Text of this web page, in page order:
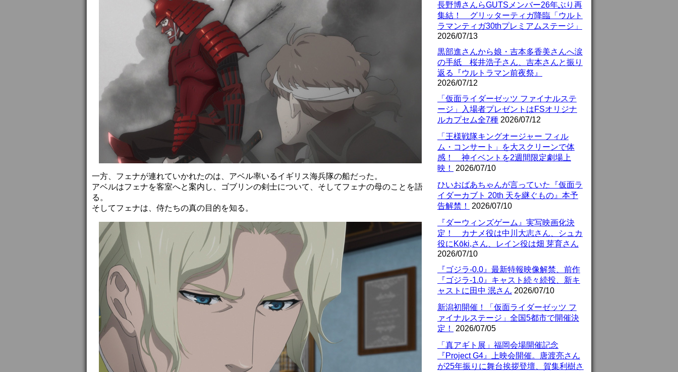
一方、フェナが連れていかれたのは、アベル率いるイギリス海兵隊の船だった。
アベルはフェナを客室へと案内し、ゴブリンの剣士について、そしてフェナの母のことを語
る。
そしてフェナは、侍たちの真の目的を知る。
長野博さんらGUTSメンバー26年ぶり再
集結！ グリッターティガ降臨「ウルト
ラマンティガ30thプレミアムステージ」
2026/07/13
黒部進さんから娘・吉本多香美さんへ涙
の手紙 桜井浩子さん、吉本さんと振り
返る『ウルトラマン前夜祭』
2026/07/12
「仮面ライダーゼッツ ファイナルステ
ージ」入場者プレゼントはFSオリジナ
ルカプセム全7種 2026/07/12
「王様戦隊キングオージャー フィル
ム・コンサート」を大スクリーンで体
感！ 神イベントを2週間限定劇場上
映！
2026/07/10
ひいおばあちゃんが言っていた『仮面ラ
イダーカブト 20th 天を継ぐもの』本予
告解禁！
2026/07/10
『ダーウィンズゲーム』実写映画化決
定！ カナメ役は中川大志さん、シュカ
役にKōki,さん、レイン役は畑 芽育さん
2026/07/10
『ゴジラ-0.0』最新特報映像解禁、前作
『ゴジラ-1.0』キャスト続々続投、新キ
ャストに田中 泯さん 2026/07/10
新潟初開催！「仮面ライダーゼッツ フ
ァイナルステージ」全国5都市で開催決
定！
2026/07/05
「真アギト展」福岡会場開催記念
『Project G4』上映会開催。唐渡亮さん
が25年振りに舞台挨拶登壇、賀集利樹さ